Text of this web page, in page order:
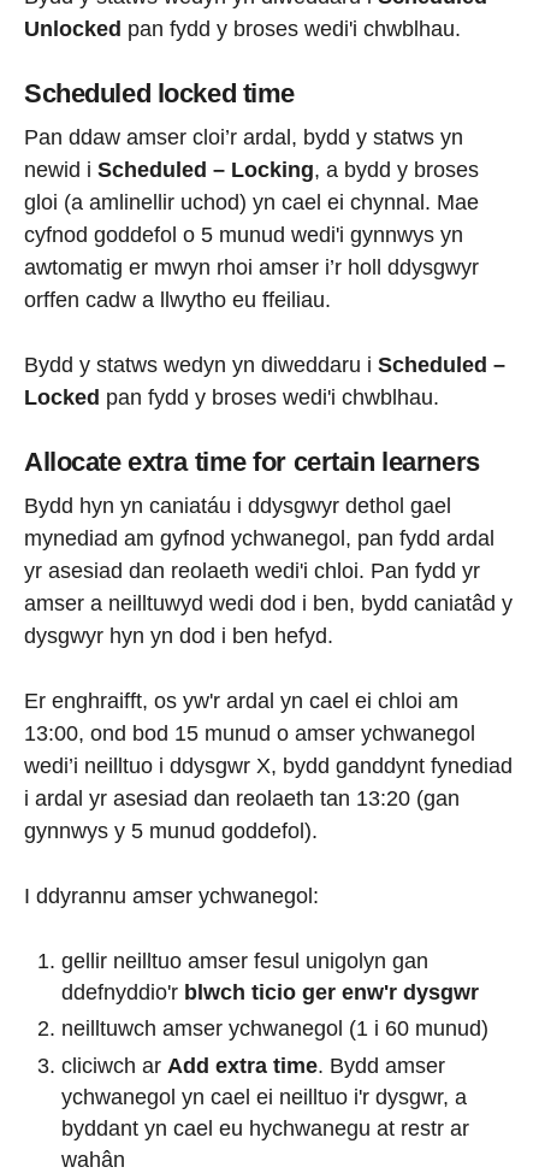
Unlocked pan fydd y broses wedi'i chwblhau.
Scheduled locked time
Pan ddaw amser cloi’r ardal, bydd y statws yn
newid i Scheduled – Locking, a bydd y broses
gloi (a amlinellir uchod) yn cael ei chynnal. Mae
cyfnod goddefol o 5 munud wedi'i gynnwys yn
awtomatig er mwyn rhoi amser i’r holl ddysgwyr
orffen cadw a llwytho eu ffeiliau.
Bydd y statws wedyn yn diweddaru i Scheduled –
Locked pan fydd y broses wedi'i chwblhau.
Allocate extra time for certain learners
Bydd hyn yn caniatáu i ddysgwyr dethol gael
mynediad am gyfnod ychwanegol, pan fydd ardal
yr asesiad dan reolaeth wedi'i chloi. Pan fydd yr
amser a neilltuwyd wedi dod i ben, bydd caniatâd y
dysgwyr hyn yn dod i ben hefyd.
Er enghraifft, os yw'r ardal yn cael ei chloi am
13:00, ond bod 15 munud o amser ychwanegol
wedi’i neilltuo i ddysgwr X, bydd ganddynt fynediad
i ardal yr asesiad dan reolaeth tan 13:20 (gan
gynnwys y 5 munud goddefol).
I ddyrannu amser ychwanegol:
gellir neilltuo amser fesul unigolyn gan
ddefnyddio'r blwch ticio ger enw'r dysgwr
neilltuwch amser ychwanegol (1 i 60 munud)
cliciwch ar Add extra time. Bydd amser
ychwanegol yn cael ei neilltuo i'r dysgwr, a
byddant yn cael eu hychwanegu at restr ar
wahân